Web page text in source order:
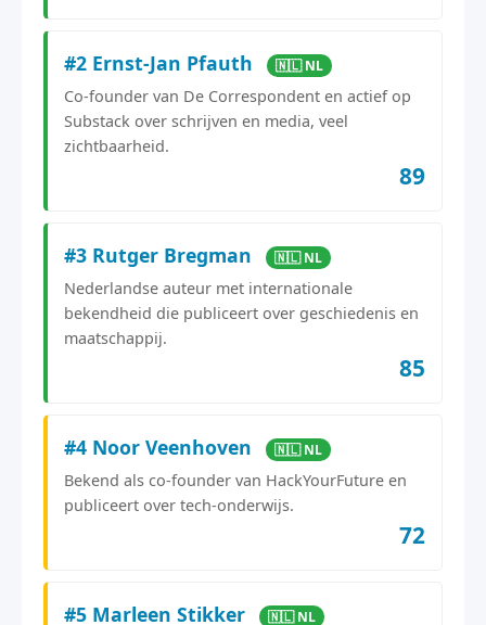
#2 Ernst-Jan Pfauth 🇳🇱 NL
Co-founder van De Correspondent en actief op
Substack over schrijven en media, veel
zichtbaarheid.
89
#3 Rutger Bregman 🇳🇱 NL
Nederlandse auteur met internationale
bekendheid die publiceert over geschiedenis en
maatschappij.
85
#4 Noor Veenhoven 🇳🇱 NL
Bekend als co-founder van HackYourFuture en
publiceert over tech-onderwijs.
72
#5 Marleen Stikker 🇳🇱 NL